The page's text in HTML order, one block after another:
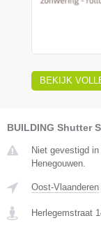
BEKIJK
BUILDING Shutter
Niet gevestigd
Henegouwen.
Oost-Vlaanderen
Herlegemstraat